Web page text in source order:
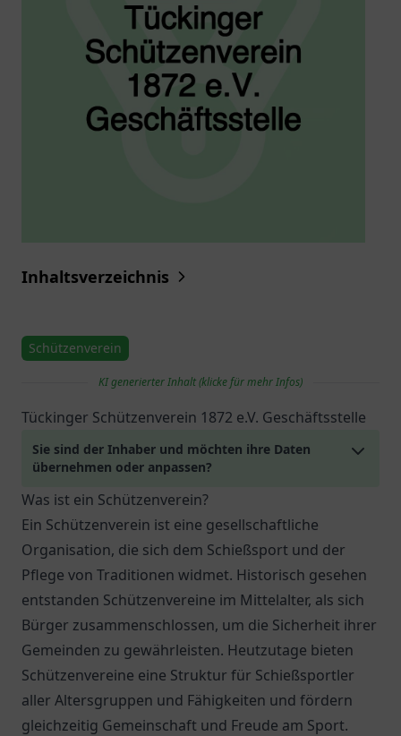
Inhaltsverzeichnis
Schützenverein
KI generierter Inhalt (klicke für mehr Infos)
Tückinger Schützenverein 1872 e.V. Geschäftsstelle
Sie sind der Inhaber und möchten ihre Daten
übernehmen oder anpassen?
Was ist ein Schützenverein?
Ein Schützenverein ist eine gesellschaftliche
Organisation, die sich dem Schießsport und der
Pflege von Traditionen widmet. Historisch gesehen
entstanden Schützenvereine im Mittelalter, als sich
Bürger zusammenschlossen, um die Sicherheit ihrer
Gemeinden zu gewährleisten. Heutzutage bieten
Schützenvereine eine Struktur für Schießsportler
aller Altersgruppen und Fähigkeiten und fördern
gleichzeitig Gemeinschaft und Freude am Sport.